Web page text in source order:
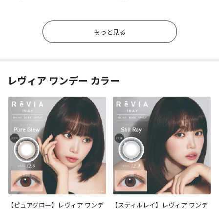
もっと見る
レヴィア ワンデー カラー
【ピュアグロー】レヴィア ワンデ
【スティルレイ】レヴィア ワンデ